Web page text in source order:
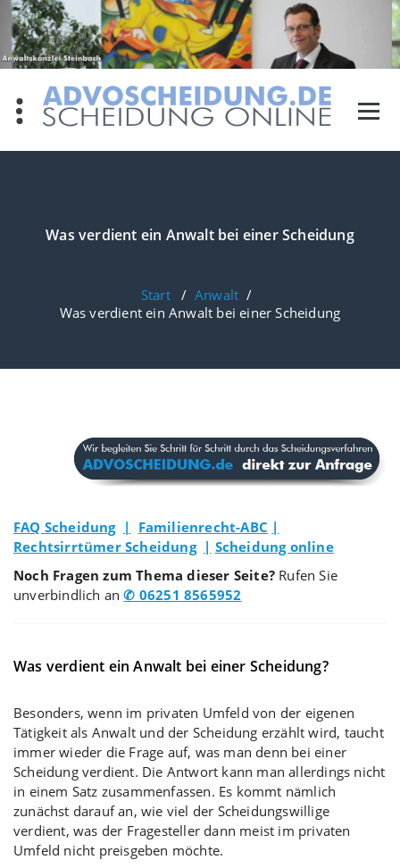
Zum
Inhalt
springen
Was verdient ein Anwalt bei einer Scheidung
Start/ Anwalt /
Was verdient ein Anwalt bei einer Scheidung
FAQ Scheidung | Familienrecht-ABC |
Rechtsirrtümer Scheidung | Scheidung online
Noch Fragen zum Thema dieser Seite? Rufen Sie
unverbindlich an✆ 06251 8565952
Was verdient ein Anwalt bei einer Scheidung?
Besonders, wenn im privaten Umfeld von der eigenen
Tätigkeit als Anwalt und der Scheidung erzählt wird, taucht
immer wieder die Frage auf, was man denn bei einer
Scheidung verdient. Die Antwort kann man allerdings nicht
in einem Satz zusammenfassen. Es kommt nämlich
zunächst darauf an, wie viel der Scheidungswillige
verdient, was der Fragesteller dann meist im privaten
Umfeld nicht preisgeben möchte.